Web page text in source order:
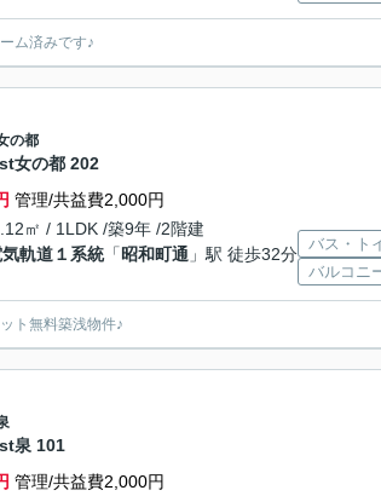
ム済みです♪
の都
女の都 202
管理/共益費2,000円
㎡ / 1LDK /築9年 /2階建
軌道１系統「昭和町通 」駅 徒歩32分
バス・ト
バルコニ
ト無料築浅物件♪
泉 101
管理/共益費2,000円